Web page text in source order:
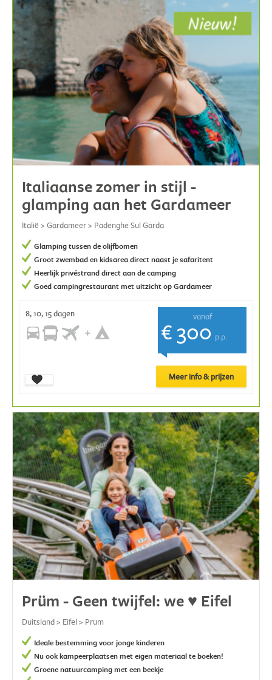
Italiaanse zomer in stijl -
glamping aan het Gardameer
Italië > Gardameer > Padenghe Sul Garda
Glamping tussen de olijfbomen
Groot zwembad en kidsarea direct naast je safaritent
Heerlijk privéstrand direct aan de camping
Goed campingrestaurant met uitzicht op Gardameer
vanaf
€ 300 p.p.
8, 10, 15 dagen
Meer info & prijzen
Prüm - Geen twijfel: we ♥ Eifel
Duitsland > Eifel > Prüm
Ideale bestemming voor jonge kinderen
Nu ook kampeerplaatsen met eigen materiaal te boeken!
Groene natuurcamping met een beekje